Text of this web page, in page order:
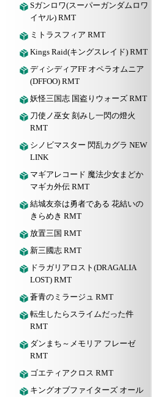
Sガンロワ(スーパーガンダムロワ
イヤル) RMT
ミトラスフィア RMT
Kings Raid(キングスレイド) RMT
ディシディアFF オペラオムニア
(DFFOO) RMT
妖怪三国志 国盗りウォーズ RMT
刀使ノ巫女 刻みし一閃の燈火
RMT
シノビマスター 閃乱カグラ NEW
LINK
マギアレコード 魔法少女まどか
マギカ外伝 RMT
結城友奈は勇者である 花結いの
きらめき RMT
放置三国 RMT
新三國志 RMT
ドラガリアロスト(DRAGALIA
LOST) RMT
蒼青のミラージュ RMT
転生したらスライムだった件
RMT
ダンまち～メモリア フレーゼ
RMT
ゴエティアクロス RMT
キングオブファイターズ オール